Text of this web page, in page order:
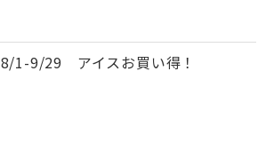
8/1-9/29 アイスお買い得！